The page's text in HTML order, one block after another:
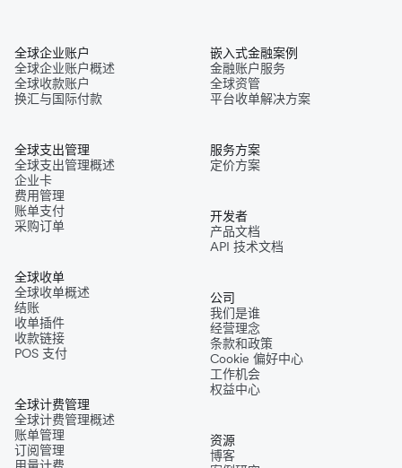
全球企业账户
全球企业账户概述
全球收款账户
换汇与国际付款
全球支出管理
全球支出管理概述
企业卡
费用管理
账单支付
采购订单
全球收单
全球收单概述
结账
收单插件
收款链接
POS 支付
全球计费管理
全球计费管理概述
账单管理
订阅管理
嵌入式金融案例
金融账户服务
全球资管
平台收单解决方案
服务方案
定价方案
开发者
产品文档
API 技术文档
公司
我们是谁
经营理念
条款和政策
Cookie 偏好中心
工作机会
权益中心
资源
博客